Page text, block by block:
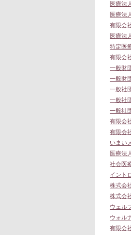
医療法
医療法
有限会
医療法
特定医
有限会
一般財
一般財
一般社
一般社
一般社
有限会
有限会
いまい
医療法
社会医
イント
株式会
株式会
ウェル
ウォル
有限会